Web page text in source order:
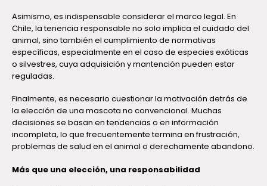
Asimismo, es indispensable considerar el marco legal. En
Chile, la tenencia responsable no solo implica el cuidado del
animal, sino también el cumplimiento de normativas
específicas, especialmente en el caso de especies exóticas
o silvestres, cuya adquisición y mantención pueden estar
reguladas.
Finalmente, es necesario cuestionar la motivación detrás de
la elección de una mascota no convencional. Muchas
decisiones se basan en tendencias o en información
incompleta, lo que frecuentemente termina en frustración,
problemas de salud en el animal o derechamente abandono.
Más que una elección, una responsabilidad